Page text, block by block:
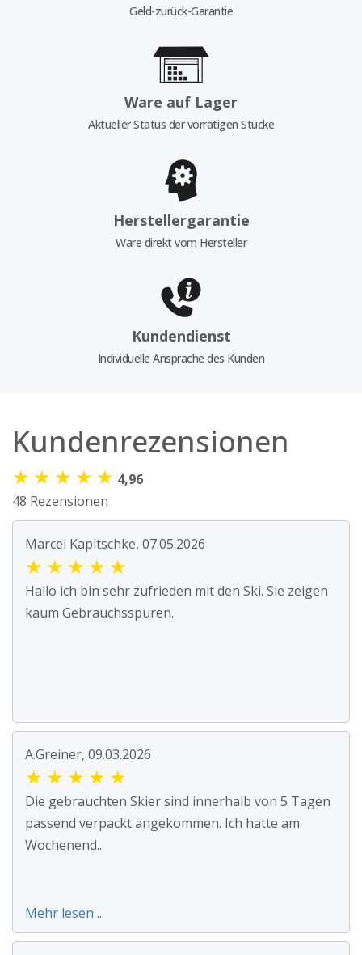
Geld-zurück-Garantie
Ware auf Lager
Aktueller Status der vorrätigen Stücke
Herstellergarantie
Ware direkt vom Hersteller
Kundendienst
Individuelle Ansprache des Kunden
Kundenrezensionen
★ ★ ★ ★ ★ 4,96
48 Rezensionen
Marcel Kapitschke, 07.05.2026
★ ★ ★ ★ ★
Hallo ich bin sehr zufrieden mit den Ski. Sie zeigen
kaum Gebrauchsspuren.
A.Greiner, 09.03.2026
★ ★ ★ ★ ★
Die gebrauchten Skier sind innerhalb von 5 Tagen
passend verpackt angekommen. Ich hatte am
Wochenend...
Mehr lesen ...